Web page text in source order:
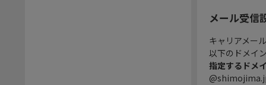
メール受信
キャリアメー
以下のドメイ
指定するドメ